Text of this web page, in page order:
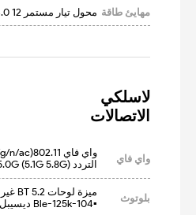
مهايئ طاقة محول تيار مستمر φ4.0 12 فولت 4A
الاتصالات
واي فاي
التردد 2.4G 5.0G (5.1G 5.8G)
بلوتوث
▪Ble-125k-104 ديسيبل